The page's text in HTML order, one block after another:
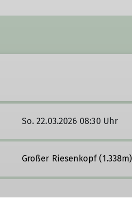
So. 22.03.2026 08:30 Uhr
Großer Riesenkopf